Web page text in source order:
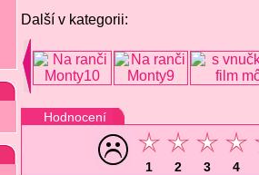
Další v kategorii:
Hodnocení
1 2 3 4